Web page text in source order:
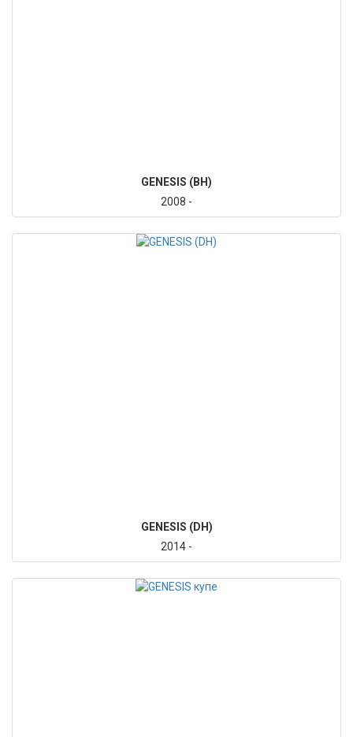
GENESIS (BH)
2008 -
GENESIS (DH)
2014 -